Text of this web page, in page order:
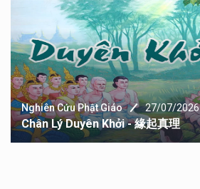
Nghiên Cứu Phật Giáo 27/07/2026
Chân Lý Duyên Khởi - 緣起真理